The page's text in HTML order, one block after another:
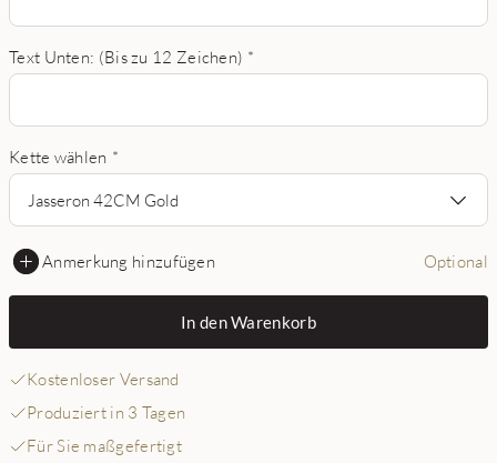
Text Unten: (Bis zu 12 Zeichen) *
Kette wählen *
Jasseron 42CM Gold
Anmerkung hinzufügen Optional
In den Warenkorb
Kostenloser Versand
Produziert in 3 Tagen
Für Sie maßgefertigt